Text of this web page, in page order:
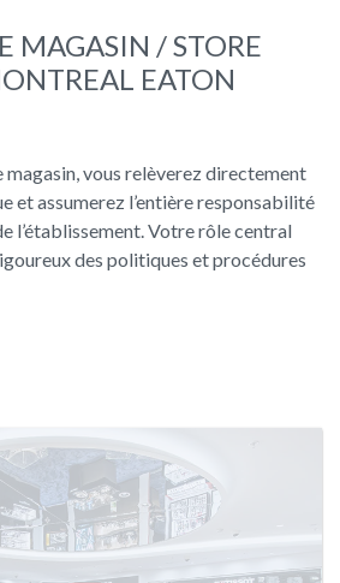
MAGASIN / STORE
EATON
vous relèverez directement
et assumerez l’entière responsabilité
l’établissement. Votre rôle central
des politiques et procédures